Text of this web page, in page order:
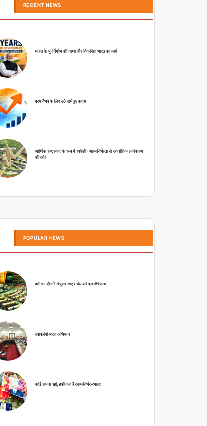
RECENT NEWS
भारत के पुनर्निर्माण की गाथा और विकसित भारत का मार्ग
परम वैभव के लिए उठे सधे हुए कदम
आर्थिक राष्ट्रवाद के रूप में स्वदेशीः आत्मनिर्भरता से रणनीतिक एकीकरण
की ओर
POPULAR NEWS
वर्तमान दौर में संयुक्त राष्ट्र संघ की प्रासंगिकता
स्वावलंबी भारत अभियान
कोई सपना नहीं, हकीकत है आत्मनिर्भर-भारत